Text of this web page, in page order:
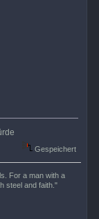
Gespeichert
For a man with a
steel and faith."